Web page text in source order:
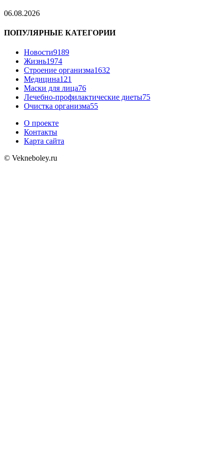
06.08.2026
ПОПУЛЯРНЫЕ КАТЕГОРИИ
Новости9189
Жизнь1974
Строение организма1632
Медицина121
Маски для лица76
Лечебно-профилактические диеты75
Очистка организма55
О проекте
Контакты
Карта сайта
© Vekneboley.ru